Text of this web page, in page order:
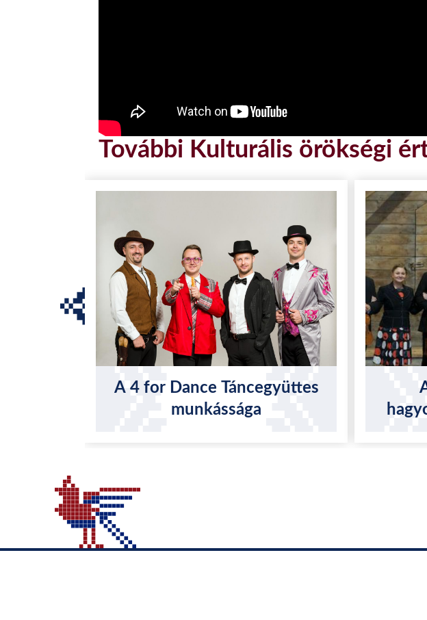
További Kulturális örökségi
A 4 for Dance Táncegyüttes
munkássága